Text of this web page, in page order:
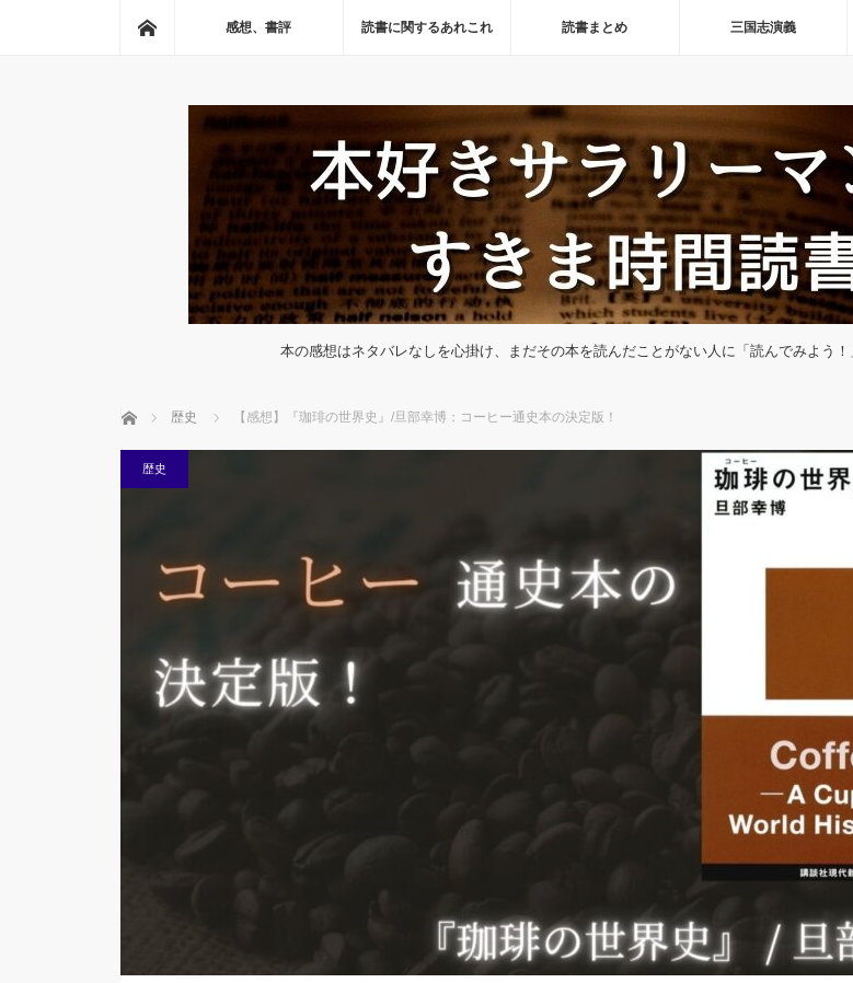
ホーム感想、書評 読書に関するあれこれ 読書まとめ 三国志演義
本の感想はネタバレなしを心掛け、まだその本を読んだことがない人に「読んでみよう
ホーム 歴史 【感想】『珈琲の世界史』/旦部幸博：コーヒー通史本の決定版！
歴史